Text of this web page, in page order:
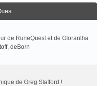
de RuneQuest et de Glorantha
, deBorn
de Greg Stafford !